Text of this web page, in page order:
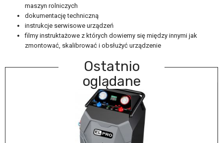
maszyn rolniczych
dokumentację techniczną
instrukcje serwisowe urządzeń
filmy instruktażowe z których dowiemy się między innymi jak
zmontować, skalibrować i obsłużyć urządzenie
Ostatnio
oglądane